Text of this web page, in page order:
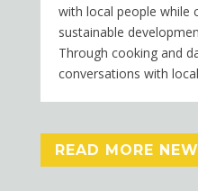
with local people while
sustainable
Through cooking and
conversations with
READ MORE